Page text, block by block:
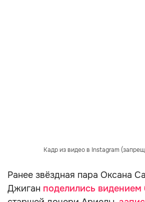
Кадр из видео в Instagram
Ранее звёздная пара Оксана
Джиган поделились видением